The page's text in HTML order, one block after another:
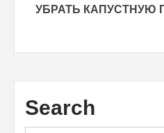
УБРАТЬ КАПУСТНУЮ
Search